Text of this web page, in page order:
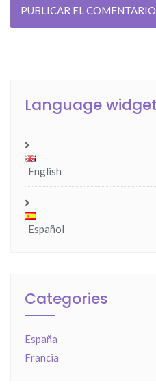
Language widget
English
Español
Categories
España
Francia